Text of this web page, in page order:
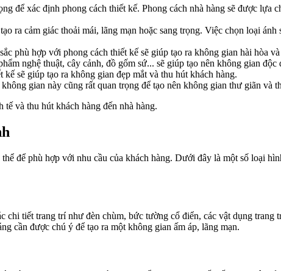
để xác định phong cách thiết kế. Phong cách nhà hàng sẽ được lựa
ra cảm giác thoải mái, lãng mạn hoặc sang trọng. Việc chọn loại ánh
phù hợp với phong cách thiết kế sẽ giúp tạo ra không gian hài hòa
nghệ thuật, cây cảnh, đồ gốm sứ... sẽ giúp tạo nên không gian
sẽ giúp tạo ra không gian đẹp mắt và thu hút khách hàng.
gian này cũng rất quan trọng để tạo nên không gian thư giãn và
và thu hút khách hàng đến nhà hàng.
để phù hợp với nhu cầu của khách hàng. Dưới đây là một số loại
tiết trang trí như đèn chùm, bức tường cổ điển, các vật dụng
cần được chú ý để tạo ra một không gian ấm áp, lãng mạn.